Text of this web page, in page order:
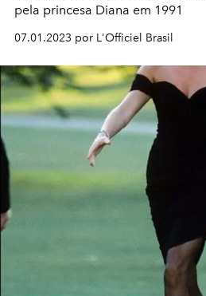
pela princesa Diana em 1991
07.01.2023 por L'Officiel Brasil